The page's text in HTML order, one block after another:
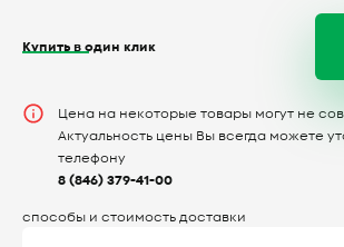
Купить в один клик
Цена на некоторые товары могут не
Актуальность цены Вы всегда можете
телефону
8 (846) 379-41-00
способы и стоимость доставки